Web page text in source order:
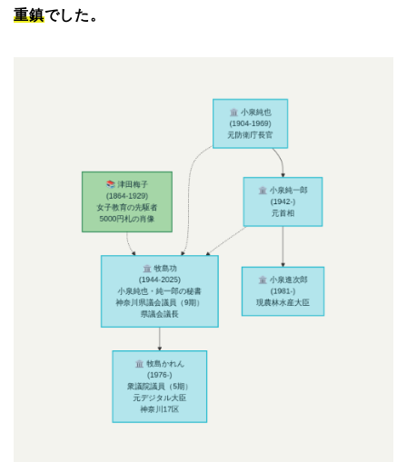
重鎮でした。